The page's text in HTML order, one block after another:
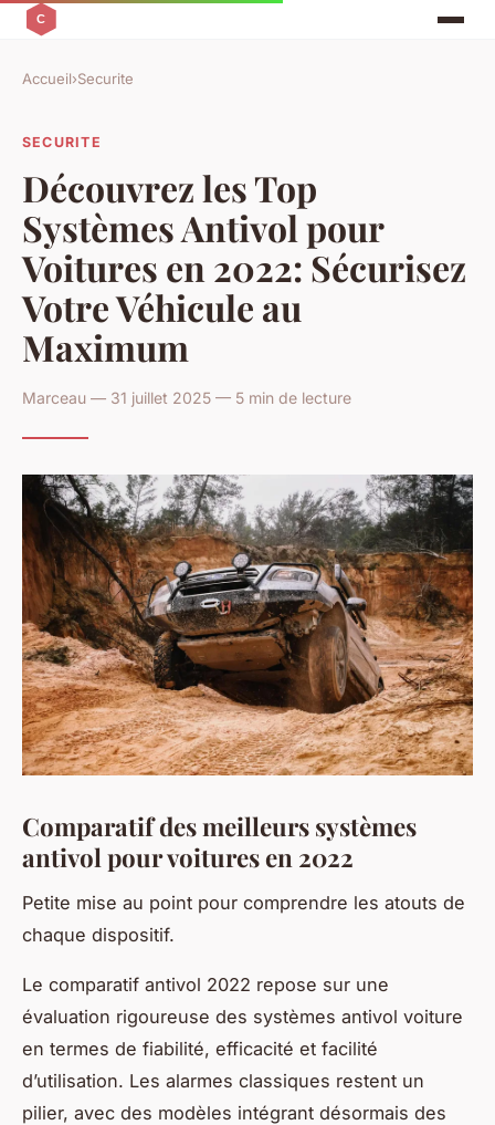
Accueil›Securite
SECURITE
Découvrez les Top
Systèmes Antivol pour
Voitures en 2022: Sécurisez
Votre Véhicule au
Maximum
Marceau — 31 juillet 2025 — 5 min de lecture
Comparatif des meilleurs systèmes
antivol pour voitures en 2022
Petite mise au point pour comprendre les atouts de
chaque dispositif.
Le comparatif antivol 2022 repose sur une
évaluation rigoureuse des systèmes antivol voiture
en termes de fiabilité, efficacité et facilité
d’utilisation. Les alarmes classiques restent un
pilier, avec des modèles intégrant désormais des